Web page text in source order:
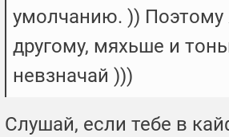
умолчанию. )) Поэтому
другому, мяхьше и
невзначай )))
Слушай, если тебе в